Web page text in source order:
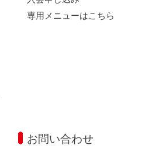
専用メニューはこちら
お問い合わせ